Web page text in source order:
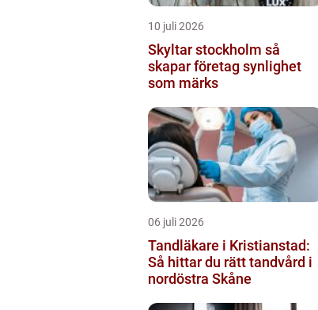
10 juli 2026
Skyltar stockholm så
skapar företag synlighet
som märks
06 juli 2026
Tandläkare i Kristianstad:
Så hittar du rätt tandvård i
nordöstra Skåne